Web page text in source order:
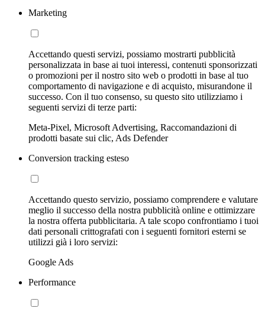
Marketing
Accettando questi servizi, possiamo mostrarti pubblicità
personalizzata in base ai tuoi interessi, contenuti sponsorizzati
o promozioni per il nostro sito web o prodotti in base al tuo
comportamento di navigazione e di acquisto, misurandone il
successo. Con il tuo consenso, su questo sito utilizziamo i
seguenti servizi di terze parti:
Meta-Pixel, Microsoft Advertising, Raccomandazioni di
prodotti basate sui clic, Ads Defender
Conversion tracking esteso
Accettando questo servizio, possiamo comprendere e valutare
meglio il successo della nostra pubblicità online e ottimizzare
la nostra offerta pubblicitaria. A tale scopo confrontiamo i tuoi
dati personali crittografati con i seguenti fornitori esterni se
utilizzi già i loro servizi:
Google Ads
Performance